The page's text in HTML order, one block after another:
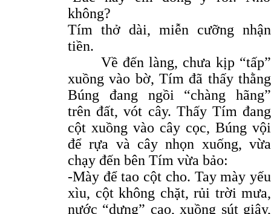
không?
Tím thở dài, miễn cưỡng nhận
tiền.
Về đến làng, chưa kịp “tấp”
xuồng vào bờ, Tím đã thấy thằng
Búng đang ngồi “chàng hãng”
trên đất, vót cây. Thấy Tím đang
cột xuồng vào cây cọc, Búng vội
để rựa và cây nhọn xuống, vừa
chạy đến bên Tím vừa bảo:
-Mày để tao cột cho. Tay mày yếu
xìu, cột không chặt, rủi trời mưa,
nước “dưng” cao, xuồng sút giây,